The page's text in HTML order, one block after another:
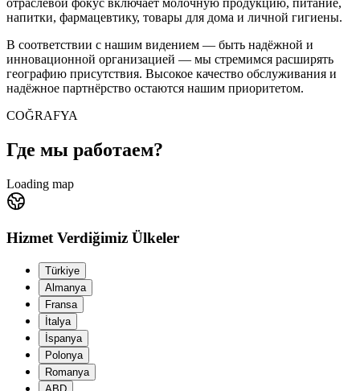
отраслевой фокус включает молочную продукцию, питание,
напитки, фармацевтику, товары для дома и личной гигиены.
В соответствии с нашим видением — быть надёжной и
инновационной организацией — мы стремимся расширять
географию присутствия. Высокое качество обслуживания и
надёжное партнёрство остаются нашим приоритетом.
COĞRAFYA
Где мы работаем?
Loading map
Hizmet Verdiğimiz Ülkeler
Türkiye
Almanya
Fransa
İtalya
İspanya
Polonya
Romanya
ABD